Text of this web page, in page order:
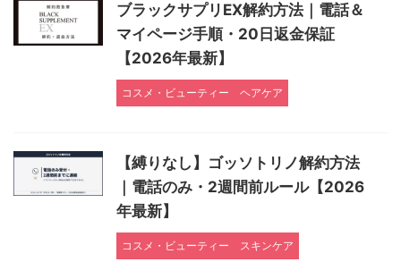
ブラックサプリEX解約方法｜電話＆
マイページ手順・20日返金保証
【2026年最新】
コスメ・ビューティー ヘアケア
【縛りなし】ゴッソトリノ解約方法
｜電話のみ・2週間前ルール【2026
年最新】
コスメ・ビューティー スキンケア